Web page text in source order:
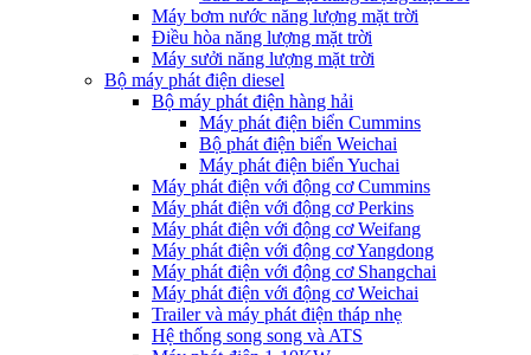
Máy bơm nước năng lượng mặt trời
Điều hòa năng lượng mặt trời
Máy sưởi năng lượng mặt trời
Bộ máy phát điện diesel
Bộ máy phát điện hàng hải
Máy phát điện biển Cummins
Bộ phát điện biển Weichai
Máy phát điện biển Yuchai
Máy phát điện với động cơ Cummins
Máy phát điện với động cơ Perkins
Máy phát điện với động cơ Weifang
Máy phát điện với động cơ Yangdong
Máy phát điện với động cơ Shangchai
Máy phát điện với động cơ Weichai
Trailer và máy phát điện tháp nhẹ
Hệ thống song song và ATS